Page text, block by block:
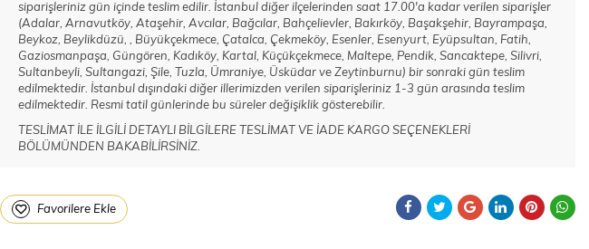
siparişleriniz gün içinde teslim edilir. İstanbul diğer ilçelerinden saat 17.00'a kadar verilen siparişler
(Adalar, Arnavutköy, Ataşehir, Avcılar, Bağcılar, Bahçelievler, Bakırköy, Başakşehir, Bayrampaşa,
Beykoz, Beylikdüzü, , Büyükçekmece, Çatalca, Çekmeköy, Esenler, Esenyurt, Eyüpsultan, Fatih,
Gaziosmanpaşa, Güngören, Kadıköy, Kartal, Küçükçekmece, Maltepe, Pendik, Sancaktepe, Silivri,
Sultanbeyli, Sultangazi, Şile, Tuzla, Ümraniye, Üsküdar ve Zeytinburnu) bir sonraki gün teslim
edilmektedir. İstanbul dışındaki diğer illerimizden verilen siparişleriniz 1-3 gün arasında teslim
edilmektedir. Resmi tatil günlerinde bu süreler değişiklik gösterebilir.
TESLİMAT İLE İLGİLİ DETAYLI BİLGİLERE TESLİMAT VE İADE KARGO SEÇENEKLERİ
BÖLÜMÜNDEN BAKABİLİRSİNİZ.
Favorilere Ekle